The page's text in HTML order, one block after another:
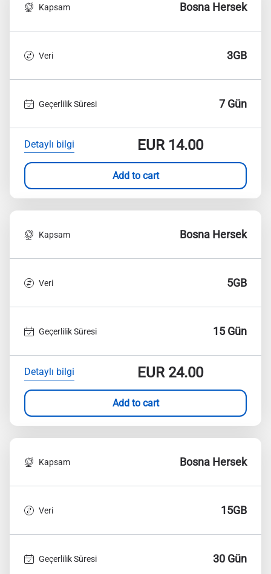
Kapsam Bosna Hersek
Veri 3GB
Geçerlilik Süresi 7 Gün
Detaylı bilgi EUR14.00
Add to cart
Kapsam Bosna Hersek
Veri 5GB
Geçerlilik Süresi 15 Gün
Detaylı bilgi EUR24.00
Add to cart
Kapsam Bosna Hersek
Veri 15GB
Geçerlilik Süresi 30 Gün